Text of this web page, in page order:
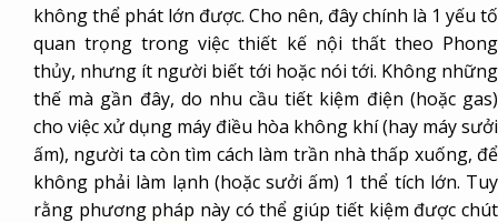
không thể phát lớn được. Cho nên, đây chính là 1 yếu tố
quan trọng trong việc thiết kế nội thất theo Phong
thủy, nhưng ít người biết tới hoặc nói tới. Không những
thế mà gần đây, do nhu cầu tiết kiệm điện (hoặc gas)
cho việc xử dụng máy điều hòa không khí (hay máy sưởi
ấm), người ta còn tìm cách làm trần nhà thấp xuống, để
không phải làm lạnh (hoặc sưởi ấm) 1 thể tích lớn. Tuy
rằng phương pháp này có thể giúp tiết kiệm được chút